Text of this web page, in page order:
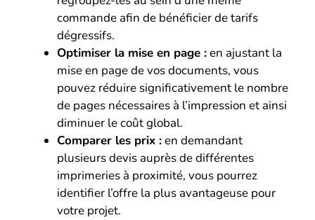
commande afin de bénéficier de tarifs
dégressifs.
Optimiser la mise en page :en ajustant la
mise en page de vos documents, vous
pouvez réduire significativement le nombre
de pages nécessaires à l’impression et ainsi
diminuer le coût global.
Comparer les prix :en demandant
plusieurs devis auprès de différentes
imprimeries à proximité, vous pourrez
identifier l’offre la plus avantageuse pour
votre projet.